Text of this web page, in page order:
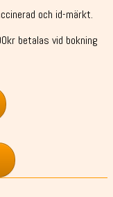
och id-märkt.
betalas vid bokning